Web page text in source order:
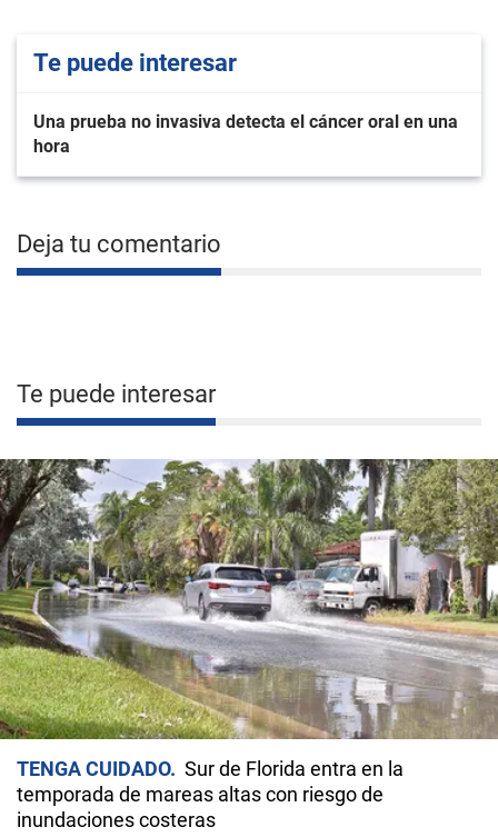
Te puede interesar
Una prueba no invasiva detecta el cáncer oral en una
hora
Deja tu comentario
Te puede interesar
TENGA CUIDADO
Sur de Florida entra en la
temporada de mareas altas con riesgo de
inundaciones costeras